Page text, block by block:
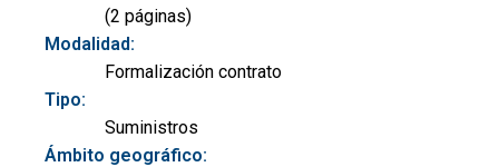
(2 páginas)
Modalidad:
Formalización contrato
Tipo:
Suministros
Ámbito geográfico: